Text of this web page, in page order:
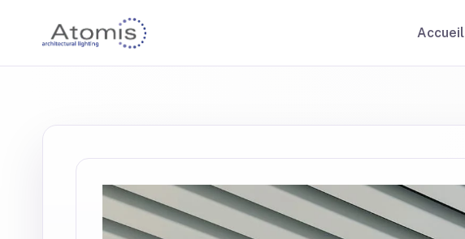
Accueil